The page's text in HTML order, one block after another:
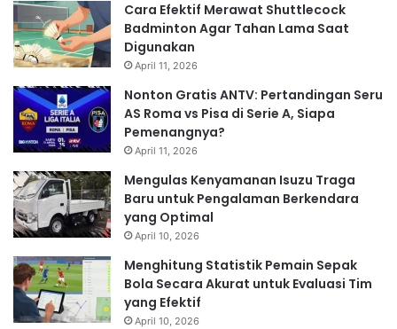
Cara Efektif Merawat Shuttlecock
Badminton Agar Tahan Lama Saat
Digunakan
April 11, 2026
Nonton Gratis ANTV: Pertandingan Seru
AS Roma vs Pisa di Serie A, Siapa
Pemenangnya?
April 11, 2026
Mengulas Kenyamanan Isuzu Traga
Baru untuk Pengalaman Berkendara
yang Optimal
April 10, 2026
Menghitung Statistik Pemain Sepak
Bola Secara Akurat untuk Evaluasi Tim
yang Efektif
April 10, 2026